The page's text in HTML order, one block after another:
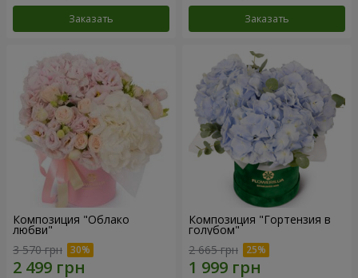
Заказать Заказать
Композиция "Облако
любви"
3 570 грн
Композиция "Гортензия в
голубом"
2 665 грн